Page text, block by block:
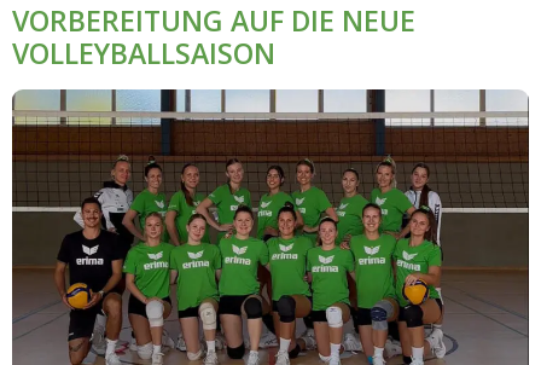
VORBEREITUNG AUF DIE NEUE
VOLLEYBALLSAISON